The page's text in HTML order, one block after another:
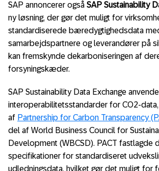
SAP annoncerer også SAP Sustainability
ny løsning, der gør det muligt for
standardiserede bæredygtighedsdata
samarbejdspartnere og leverandører på
kan fremskynde dekarboniseringen af
forsyningskæder.
SAP Sustainability Data Exchange
interoperabilitetsstandarder for CO2-
af Partnership for Carbon Transparency
del af World Business Council for
Development (WBCSD). PACT fastlagde
specifikationer for standardiseret
udledningsdata, hvilket gør det muligt for